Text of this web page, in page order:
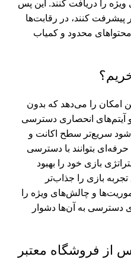
ویژه را دریافت کنند. این پس
پیشرفت کنند، در رقابت‌ها
محتواهای محدود و کمیاب
امکان را می‌دهد که بدون
آیتم‌های انحصاری دسترسی
سریع‌تر سطح اکانت و
حرفه‌ای بتوانند با دسترسی
بازی خود را بهبود
بازی را جذاب‌تر
و چالش‌های ویژه را
دسترسی به آن‌ها دشوار
از فروشگاه معتبر